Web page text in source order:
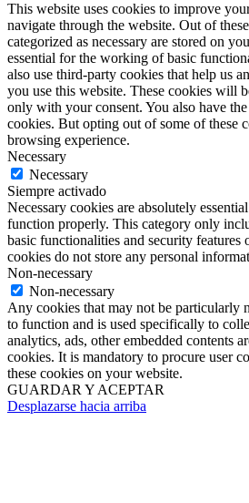
This website uses cookies to improve
navigate through the website. Out of
categorized as necessary are stored on
essential for the working of basic
also use third-party cookies that help us
you use this website. These cookies will
only with your consent. You also have
cookies. But opting out of some of these
browsing experience.
Necessary
Necessary
Siempre activado
Necessary cookies are absolutely
function properly. This category only
basic functionalities and security features
cookies do not store any personal
Non-necessary
Non-necessary
Any cookies that may not be particularly
to function and is used specifically to
analytics, ads, other embedded contents
cookies. It is mandatory to procure user
these cookies on your website.
GUARDAR Y ACEPTAR
Desplazarse hacia arriba